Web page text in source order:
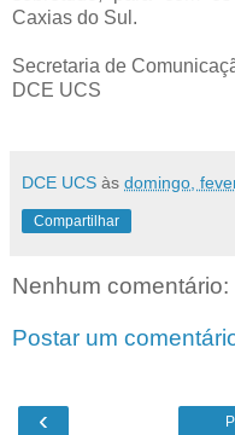
Caxias do Sul.
Secretaria de
DCE UCS
DCE UCS às domingo,
Compartilhar
Nenhum comentário:
Postar um
‹